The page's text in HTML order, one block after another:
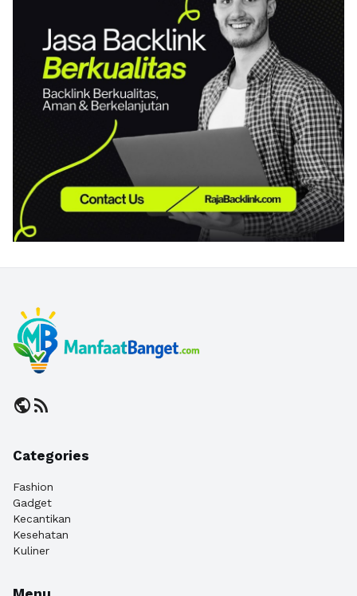
publicrss_feed
Categories
Fashion
Gadget
Kecantikan
Kesehatan
Kuliner